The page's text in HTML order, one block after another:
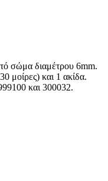
σώμα διαμέτρου 6mm.
μοίρες) και 1 ακίδα.
και 300032.